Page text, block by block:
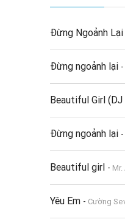
Đừng Ngoảnh Lại
Đừng ngoảnh lại -
Beautiful Girl
Đừng ngoảnh lại -
Beautiful girl - Mr.
Yêu Em - Cường